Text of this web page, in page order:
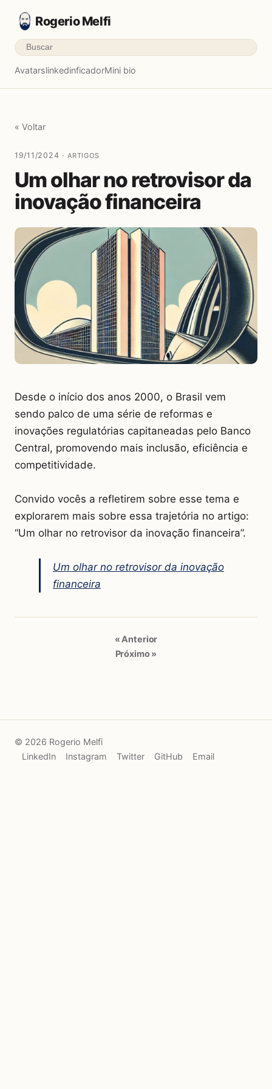
Rogerio Melfi
AvatarslinkedinficadorMini bio
« Voltar
19/11/2024 · ARTIGOS
Um olhar no retrovisor da
inovação financeira
Desde o início dos anos 2000, o Brasil vem
sendo palco de uma série de reformas e
inovações regulatórias capitaneadas pelo Banco
Central, promovendo mais inclusão, eficiência e
competitividade.
Convido vocês a refletirem sobre esse tema e
explorarem mais sobre essa trajetória no artigo:
“Um olhar no retrovisor da inovação financeira”.
Um olhar no retrovisor da inovação
financeira
« Anterior
Próximo »
© 2026 Rogerio Melfi
LinkedIn
Instagram Twitter GitHub Email